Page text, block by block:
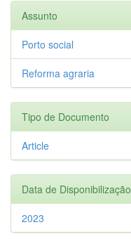
Assunto
Porto social
Reforma agraria
Tipo de Documento
Article
Data de Disponibilização
2023